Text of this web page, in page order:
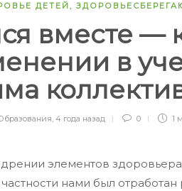
ДЕТЕЙ,
вместе —
в
, 4 года назад 0 1
элементов
нами был